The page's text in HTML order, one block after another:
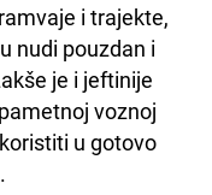
i trajekte,
nudi pouzdan i
je i jeftinije
voznoj
u gotovo